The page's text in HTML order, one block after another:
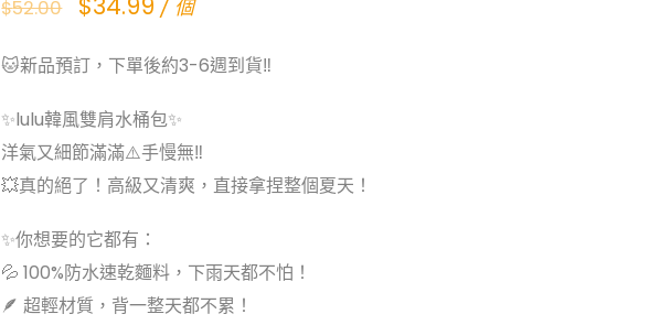
$52.00
was:
$52.00.
is:
$34.99.
/ 個
🐱新品預訂，下單後約3-6週到貨‼️
✨lulu韓風雙肩水桶包✨
洋氣又細節滿滿⚠️手慢無‼
💥真的絕了！高級又清爽，直接拿捏整個夏天！
✨你想要的它都有：
💦 100%防水速乾麵料，下雨天都不怕！
🪶 超輕材質，背一整天都不累！